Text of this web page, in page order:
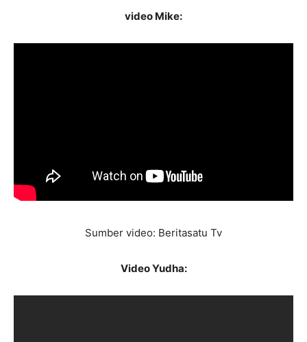
video Mike:
Sumber video: Beritasatu Tv
Video Yudha: